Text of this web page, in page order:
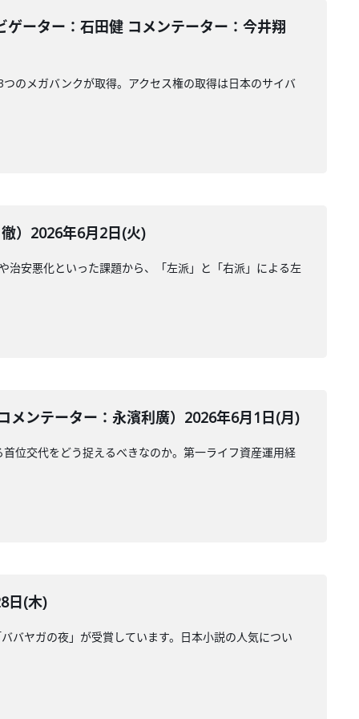
ーター：石田健 コメンテーター：今井翔
のメガバンクが取得。アクセス権の取得は日本のサイバ
）2026年6月2日(火)
安悪化といった課題から、「左派」と「右派」による左
メンテーター：永濱利廣）2026年6月1日(月)
位交代をどう捉えるべきなのか。第一ライフ資産運用経
日(木)
バヤガの夜」が受賞しています。日本小説の人気につい